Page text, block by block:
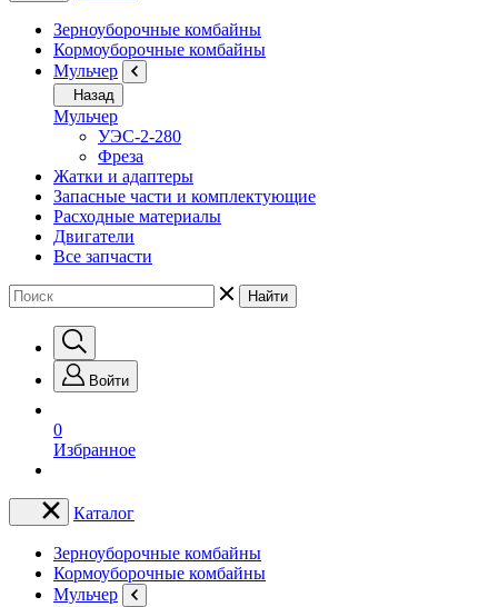
Зерноуборочные комбайны
Кормоуборочные комбайны
Мульчер
Назад
Мульчер
УЭС-2-280
Фреза
Жатки и адаптеры
Запасные части и комплектующие
Расходные материалы
Двигатели
Все запчасти
Найти
Войти
0
Избранное
Каталог
Зерноуборочные комбайны
Кормоуборочные комбайны
Мульчер